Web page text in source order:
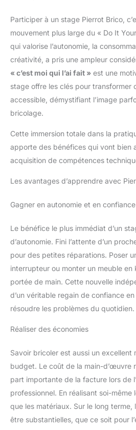
table industrielle est dotée d'un
alimentée par code et allumée/éteinte
d'être placé facilement à courte
lumières sont allumées. 【Large
table Dorlink est de style art déco et
seulement s'adapter aux occasions
mais peut également être installée dans
idéale avec cette apparence
Participer à un stage Pierrot Brico,
mouvement plus large du « Do It
qui valorise l’autonomie, la
créativité, a pris une ampleur
« c’est moi qui l’ai fait » est une
stage offre les clés pour transformer
accessible, démystifiant l’image
bricolage.
Cette immersion totale dans la
apporte des bénéfices qui vont bien
acquisition de compétences
Les avantages d’apprendre avec
Gagner en autonomie et en confiance
Le bénéfice le plus immédiat d’un
d’autonomie. Fini l’attente d’un
pour des petites réparations. Poser
interrupteur ou monter un meuble
portée de main. Cette nouvelle
d’un véritable regain de confiance
résoudre les problèmes du quotidien.
Réaliser des économies
Savoir bricoler est aussi un excellent
budget. Le coût de la main-d’œuvre
part importante de la facture lors de
professionnel. En réalisant soi-
que les matériaux. Sur le long terme,
être substantielles, que ce soit pour